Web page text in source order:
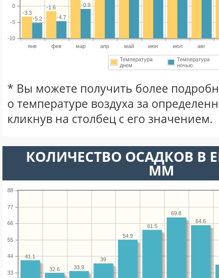
янв фев мар апр май июн июл авг
-10
-5
0
-1.6
-3.3
-0.9
-4.7
-5.2
Температура
днем
Температура
ночью
* Вы можете получить более
о температуре воздуха за
кликнув на столбец с его значением.
КОЛИЧЕСТВО ОСАДКОВ В
ММ
33
44
55
66
77
88
64.6
69.8
61.5
54.9
39
33.9
32.6
41.1